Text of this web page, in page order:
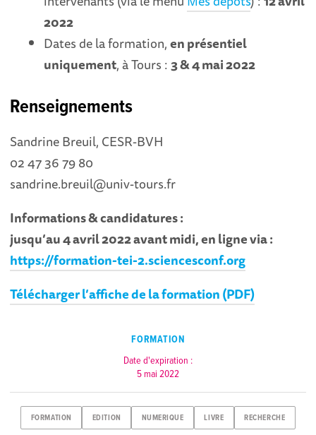
2022
Dates de la formation,en présentiel
uniquement, à Tours :3 & 4 mai 2022
Renseignements
Sandrine Breuil, CESR-BVH
02 47 36 79 80
sandrine.breuil@univ-tours.fr
Informations & candidatures :
jusqu’au 4 avril 2022 avant midi, en ligne via :
https://formation-tei-2.sciencesconf.org
Télécharger l’affiche de la formation (PDF)
FORMATION
Date d'expiration :
5 mai 2022
FORMATION EDITION NUMERIQUE LIVRE RECHERCHE